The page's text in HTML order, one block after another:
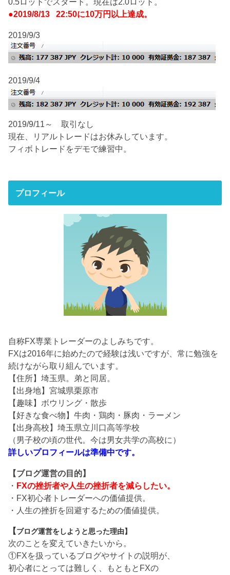
●2019/8/13 22:50に10万円以上達成。
2019/9/3
2019/9/4
2019/9/11～ 取引なし
現在、リアルトレードはお休みしています。
フィボトレードをデモで練習中。
プロフィール
自称FX専業トレーダーのよしみちです。
FXは2016年に始めたので経験は浅いですが、常に勉強を
続けながら取り組んでいます。
【住所】埼玉県。弟と同居。
【出身地】宮城県栗原市
【趣味】ボウリング・散歩
【好きな食べ物】牛肉・鶏肉・豚肉・ラーメン
【出身高校】埼玉県立川口高等学校
（男子校の頃の世代。今は男女共学の高校に）
詳しいプロフィールは準備中です。
【ブログ運営の目的】
・ FXの挫折者や人生の挫折者を減らしたい。
・FX初心者トレーダーへの価値提供。
・人生の挫折を回避するための価値提供。
【ブログ運営をしようと思った理由】
次のことを変えていきたいから。
①FXを扱っているブログやサイトの説明が、
初心者にとっては難しく、もともとFXの